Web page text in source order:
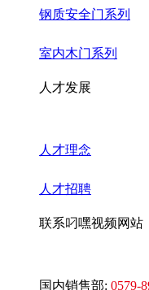
钢质安全门系列
室内木门系列
人才发展
人才理念
人才招聘
联系叼嘿视频网站
国内销售部: 0579-